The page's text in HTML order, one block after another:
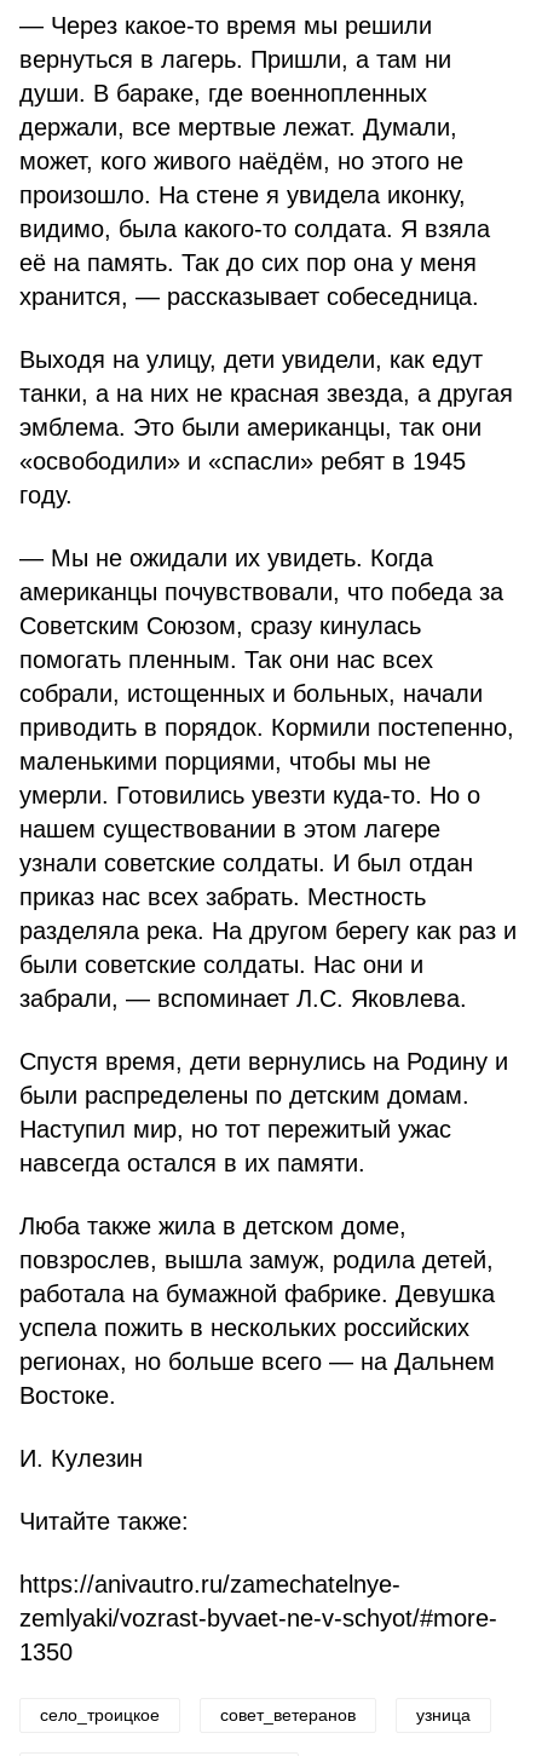
— Через какое-то время мы решили
вернуться в лагерь. Пришли, а там ни
души. В бараке, где военнопленных
держали, все мертвые лежат. Думали,
может, кого живого наёдём, но этого не
произошло. На стене я увидела иконку,
видимо, была какого-то солдата. Я взяла
её на память. Так до сих пор она у меня
хранится, — рассказывает собеседница.
Выходя на улицу, дети увидели, как едут
танки, а на них не красная звезда, а другая
эмблема. Это были американцы, так они
«освободили» и «спасли» ребят в 1945
году.
— Мы не ожидали их увидеть. Когда
американцы почувствовали, что победа за
Советским Союзом, сразу кинулась
помогать пленным. Так они нас всех
собрали, истощенных и больных, начали
приводить в порядок. Кормили постепенно,
маленькими порциями, чтобы мы не
умерли. Готовились увезти куда-то. Но о
нашем существовании в этом лагере
узнали советские солдаты. И был отдан
приказ нас всех забрать. Местность
разделяла река. На другом берегу как раз и
были советские солдаты. Нас они и
забрали, — вспоминает Л.С. Яковлева.
Спустя время, дети вернулись на Родину и
были распределены по детским домам.
Наступил мир, но тот пережитый ужас
навсегда остался в их памяти.
Люба также жила в детском доме,
повзрослев, вышла замуж, родила детей,
работала на бумажной фабрике. Девушка
успела пожить в нескольких российских
регионах, но больше всего — на Дальнем
Востоке.
И. Кулезин
Читайте также:
https://anivautro.ru/zamechatelnye-
zemlyaki/vozrast-byvaet-ne-v-schyot/#more-
1350
село_троицкое совет_ветеранов узница